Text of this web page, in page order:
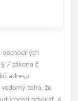
7 zákona č.
adresu
toho, že